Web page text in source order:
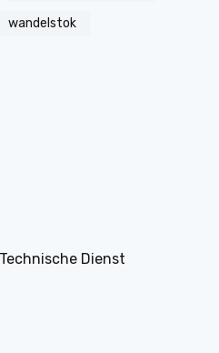
wandelstok
Dienst